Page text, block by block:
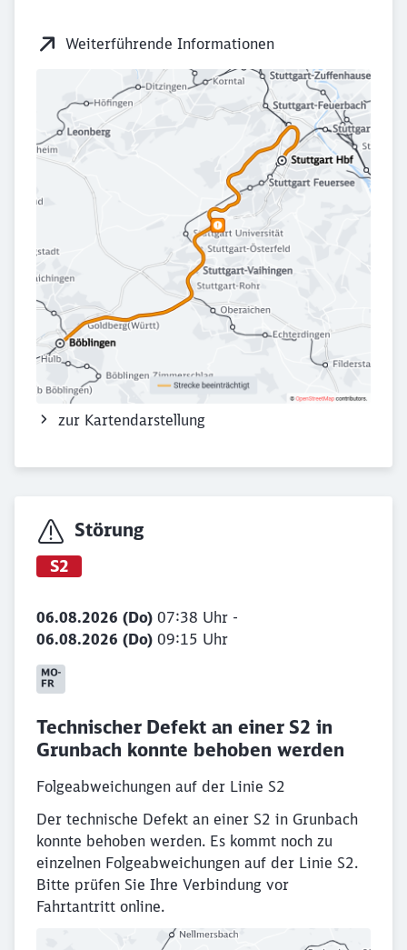
Weiterführende Informationen
zur Kartendarstellung
Störung
S2
06.08.2026 (Do) 07:38 Uhr -
06.08.2026 (Do) 09:15 Uhr
Technischer Defekt an einer S2 in
Grunbach konnte behoben werden
Folgeabweichungen auf der Linie S2
Der technische Defekt an einer S2 in Grunbach
konnte behoben werden. Es kommt noch zu
einzelnen Folgeabweichungen auf der Linie S2.
Bitte prüfen Sie Ihre Verbindung vor
Fahrtantritt online.
Möchten Sie zuweitergeleitet